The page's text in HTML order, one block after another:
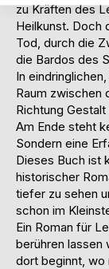
zu Kräften des
Heilkunst. Doch
Tod, durch die
die Bardos des
In
Raum zwischen
Richtung Gestalt
Am Ende steht
Sondern eine
Dieses Buch ist
historischer
tiefer zu sehen
schon im
Ein Roman für
berühren lassen
dort beginnt, wo